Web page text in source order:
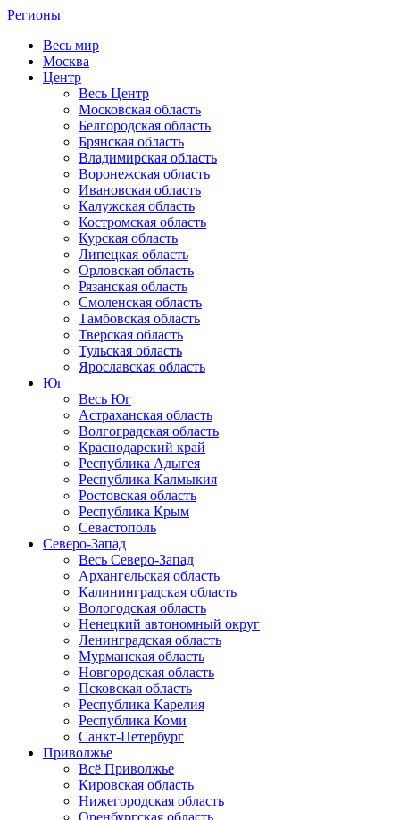
Регионы
Весь мир
Москва
Центр
Весь Центр
Московская область
Белгородская область
Брянская область
Владимирская область
Воронежская область
Ивановская область
Калужская область
Костромская область
Курская область
Липецкая область
Орловская область
Рязанская область
Смоленская область
Тамбовская область
Тверская область
Тульская область
Ярославская область
Юг
Весь Юг
Астраханская область
Волгоградская область
Краснодарский край
Республика Адыгея
Республика Калмыкия
Ростовская область
Республика Крым
Севастополь
Северо-Запад
Весь Северо-Запад
Архангельская область
Калининградская область
Вологодская область
Ненецкий автономный округ
Ленинградская область
Мурманская область
Новгородская область
Псковская область
Республика Карелия
Республика Коми
Санкт-Петербург
Приволжье
Всё Приволжье
Кировская область
Нижегородская область
Оренбургская область